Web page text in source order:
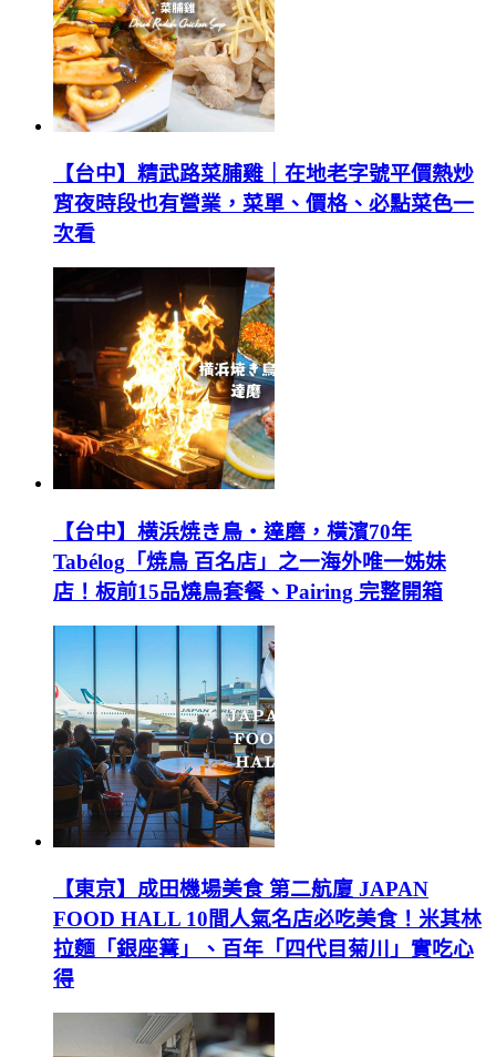
【台中】精武路菜脯雞｜在地老字號平價熱炒
宵夜時段也有營業，菜單、價格、必點菜色一
次看
【台中】横浜焼き鳥‧達磨，橫濱70年
Tabélog「焼鳥 百名店」之一海外唯一姊妹
店！板前15品燒鳥套餐、Pairing 完整開箱
【東京】成田機場美食 第二航廈 JAPAN
FOOD HALL 10間人氣名店必吃美食！米其林
拉麵「銀座篝」、百年「四代目菊川」實吃心
得